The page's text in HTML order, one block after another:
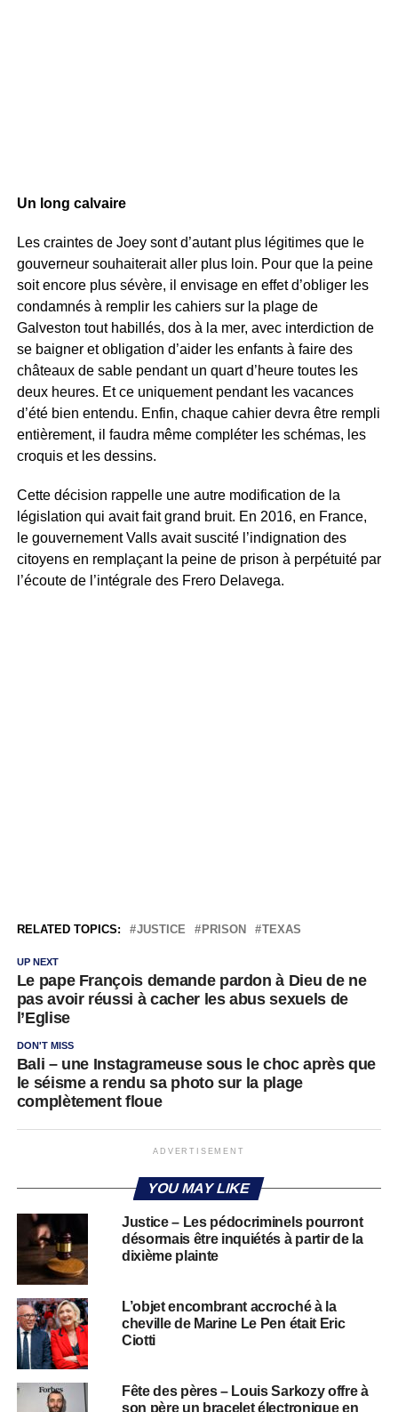
Un long calvaire
Les craintes de Joey sont d’autant plus légitimes que le
gouverneur souhaiterait aller plus loin. Pour que la peine
soit encore plus sévère, il envisage en effet d’obliger les
condamnés à remplir les cahiers sur la plage de
Galveston tout habillés, dos à la mer, avec interdiction de
se baigner et obligation d’aider les enfants à faire des
châteaux de sable pendant un quart d’heure toutes les
deux heures. Et ce uniquement pendant les vacances
d’été bien entendu. Enfin, chaque cahier devra être rempli
entièrement, il faudra même compléter les schémas, les
croquis et les dessins.
Cette décision rappelle une autre modification de la
législation qui avait fait grand bruit. En 2016, en France,
le gouvernement Valls avait suscité l’indignation des
citoyens en remplaçant la peine de prison à perpétuité par
l’écoute de l’intégrale des Frero Delavega.
RELATED TOPICS: JUSTICE PRISON TEXAS
UP NEXT
Le pape François demande pardon à Dieu de ne
pas avoir réussi à cacher les abus sexuels de
l’Eglise
DON'T MISS
Bali – une Instagrameuse sous le choc après que
le séisme a rendu sa photo sur la plage
complètement floue
ADVERTISEMENT
YOU MAY LIKE
Justice – Les pédocriminels pourront
désormais être inquiétés à partir de la
dixième plainte
L’objet encombrant accroché à la
cheville de Marine Le Pen était Eric
Ciotti
Fête des pères – Louis Sarkozy offre à
son père un bracelet électronique en